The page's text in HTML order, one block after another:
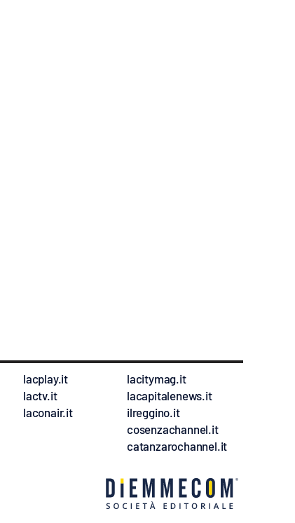
lacplay.it
lactv.it
laconair.it
lacitymag.it
lacapitalenews.it
ilreggino.it
cosenzachannel.it
catanzarochannel.it